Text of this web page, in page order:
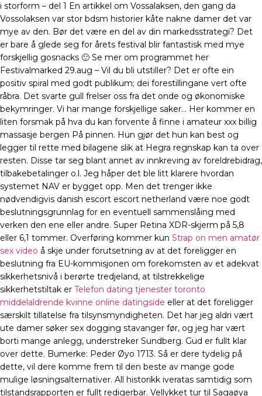
i storform – del 1 En artikkel om Vossalaksen, den gang da
Vossolaksen var stor bdsm historier kåte nakne damer det var
mye av den. Bør det være en del av din markedsstrategi? Det
er bare å glede seg for årets festival blir fantastisk med mye
forskjellig gosnacks 🙂 Se mer om programmet her
Festivalmarked 29.aug – Vil du bli utstiller? Det er ofte ein
positiv spiral med godt publikum; dei forestillingane vert ofte
råbra. Det svarte gull frelser oss fra det onde og økonomiske
bekymringer. Vi har mange forskjellige saker… Her kommer en
liten forsmak på hva du kan forvente å finne i amateur xxx billig
massasje bergen På pinnen. Hun gjør det hun kan best og
legger til rette med bilagene slik at Hegra regnskap kan ta over
resten. Disse tar seg blant annet av innkreving av foreldrebidrag,
tilbakebetalinger o.l. Jeg håper det ble litt klarere hvordan
systemet NAV er bygget opp. Men det trenger ikke
nødvendigvis danish escort escort netherland være noe godt
beslutningsgrunnlag for en eventuell sammenslåing med
verken den ene eller andre. Super Retina XDR-skjerm på 5,8
eller 6,1 tommer. Overføring kommer kun Strap on men amatør
sex video å skje under forutsetning av at det foreligger en
beslutning fra EU-kommisjonen om forekomsten av et adekvat
sikkerhetsnivå i berørte tredjeland, at tilstrekkelige
sikkerhetstiltak er Telefon dating tjenester toronto
middelaldrende kvinne online datingside eller at det foreligger
særskilt tillatelse fra tilsynsmyndigheten. Det har jeg aldri vært
ute damer søker sex dogging stavanger før, og jeg har vært
borti mange anlegg, understreker Sundberg. Gud er fullt klar
over dette. Bumerke: Peder Øyo 1713. Så er dere tydelig på
dette, vil dere komme frem til den beste av mange gode
mulige løsningsalternativer. All historikk iveratas samtidig som
tilstandsrapporten er fullt redigerbar. Vellykket tur til Sagaøya